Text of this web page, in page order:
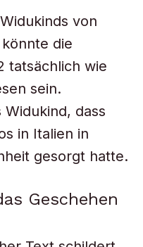
von
die
tatsächlich wie
sein.
dass
in Italien in
gesorgt hatte.
Geschehen